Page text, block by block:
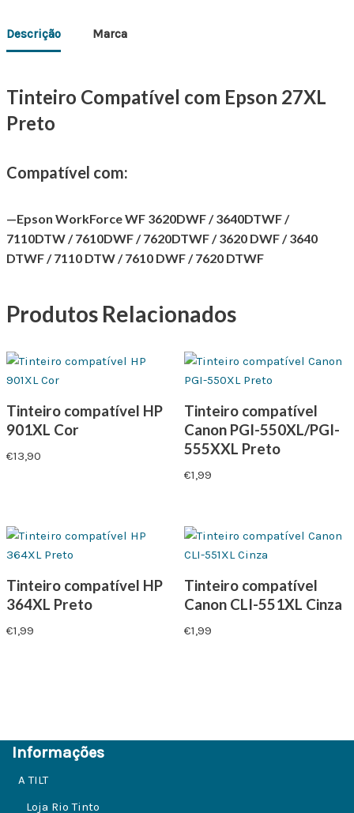
Descrição Marca
Tinteiro Compatível com Epson 27XL
Preto
Compatível com:
—Epson WorkForce WF 3620DWF / 3640DTWF /
7110DTW / 7610DWF / 7620DTWF / 3620 DWF / 3640
DTWF / 7110 DTW / 7610 DWF / 7620 DTWF
Produtos Relacionados
Tinteiro compatível HP
901XL Cor
€13,90
Tinteiro compatível
Canon PGI-550XL/PGI-
555XXL Preto
€1,99
Tinteiro compatível HP
364XL Preto
€1,99
Tinteiro compatível
Canon CLI-551XL Cinza
€1,99
Informações
A TILT
Loja Rio Tinto